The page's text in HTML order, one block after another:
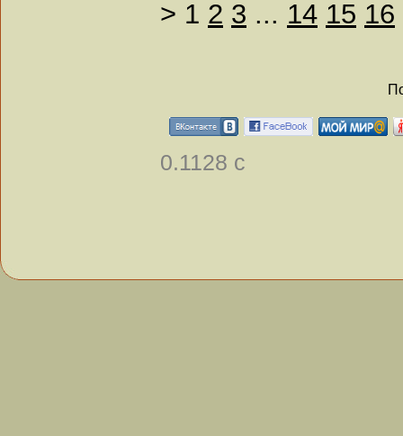
> 1 2 3 ... 14 15 16
0.1128 с